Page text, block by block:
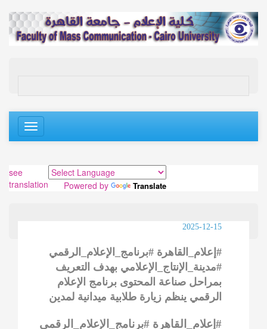
Toggle
navigation
see
translation
Powered by Translate
2025-12-15
#إعلام_القاهرة #برنامج_الإعلام_الرقمي
#مدينة_الإنتاج_الإعلامي بهدف التعريف
بمراحل صناعة المحتوى برنامج الإعلام
الرقمي ينظم زيارة طلابية ميدانية لمدين
#إعلام_القاهرة #برنامج_الإعلام_الرقمي